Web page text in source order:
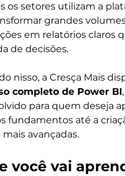
os setores utilizam a
grandes
em relatórios claros
de decisões.
nisso, a Cresça Mais
completo de Power BI,
para quem deseja
fundamentos até a
mais avançadas.
você vai